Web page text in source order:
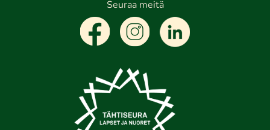
Seuraa meitä